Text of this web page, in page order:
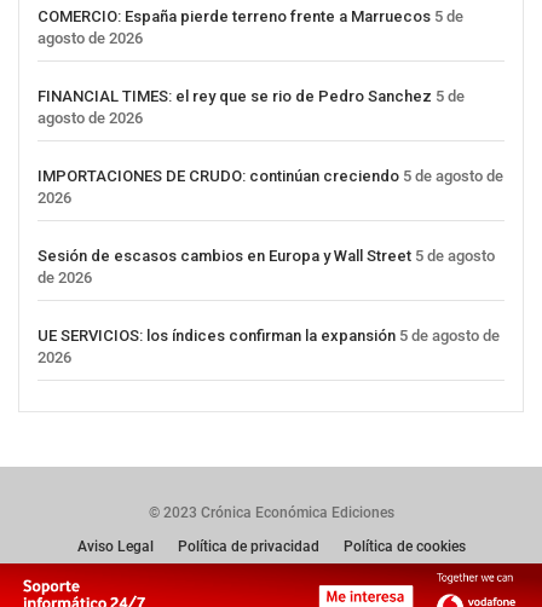
COMERCIO: España pierde terreno frente a Marruecos 5 de
agosto de 2026
FINANCIAL TIMES: el rey que se rio de Pedro Sanchez 5 de
agosto de 2026
IMPORTACIONES DE CRUDO: continúan creciendo 5 de agosto de
2026
Sesión de escasos cambios en Europa y Wall Street 5 de agosto
de 2026
UE SERVICIOS: los índices confirman la expansión 5 de agosto de
2026
© 2023 Crónica Económica Ediciones
Aviso Legal
Política de privacidad Política de cookies